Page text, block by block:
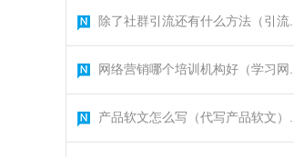
除了社群引流还有什么方法（引流...
网络营销哪个培训机构好（学习网...
产品软文怎么写（代写产品软文）...